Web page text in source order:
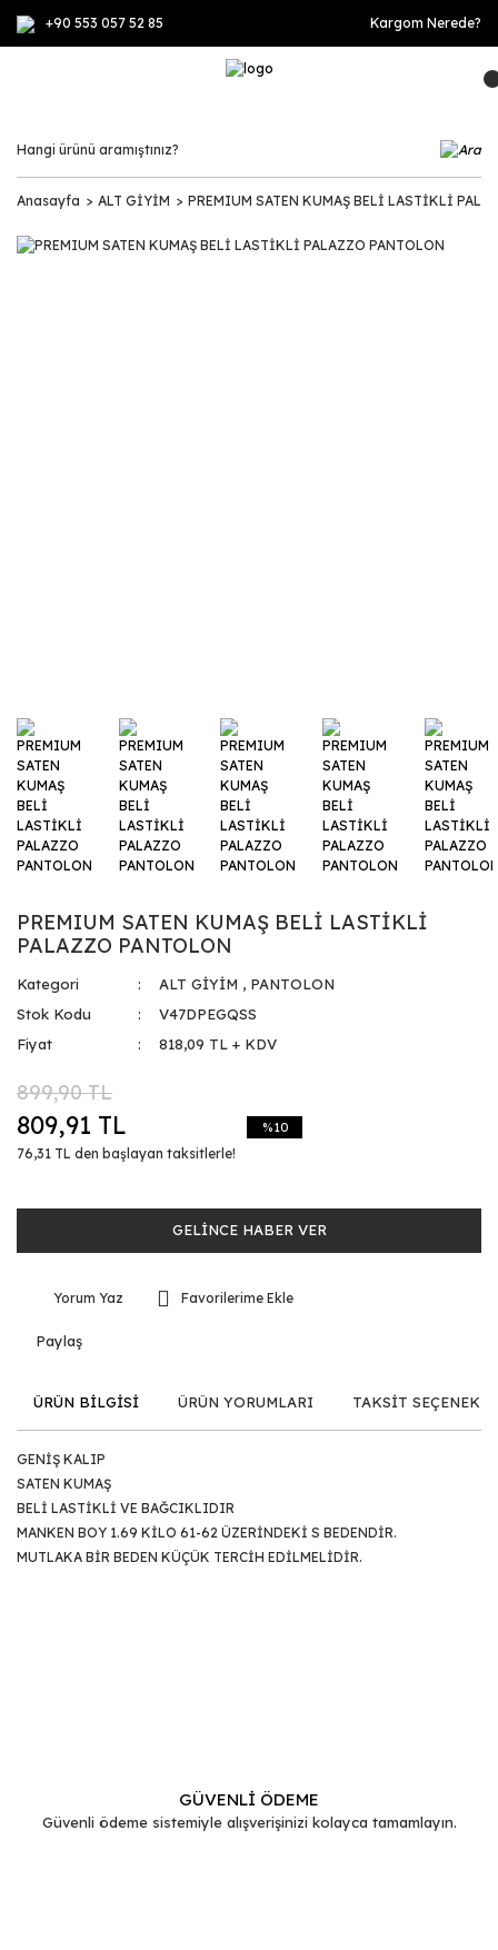
+90 553 057 52 85 Kargom Nerede?
Anasayfa ALT GİYİM PREMIUM SATEN KUMAŞ BELİ LASTİKLİ
PREMIUM SATEN KUMAŞ BELİ LASTİKLİ
PALAZZO PANTOLON
Kategori ALT GİYİM , PANTOLON
Stok Kodu
V47DPEGQSS
Fiyat
818,09 TL + KDV
899,90 TL
809,91 TL
76,31 TL den başlayan taksitlerle!
%10
GELİNCE HABER VER
Yorum Yaz
Paylaş
ÜRÜN BİLGİSİ ÜRÜN YORUMLARI TAKSİT
GENİŞ KALIP
SATEN KUMAŞ
BELİ LASTİKLİ VE BAĞCIKLIDIR
MANKEN BOY 1.69 KİLO 61-62 ÜZERİNDEKİ S BEDENDİR.
MUTLAKA BİR BEDEN KÜÇÜK TERCİH EDİLMELİDİR.
Ürün bilgilerinde hatalar bulunuyor.
GÜVENLİ ÖDEME
Güvenli ödeme sistemiyle alışverişinizi kolayca tamamlayın.